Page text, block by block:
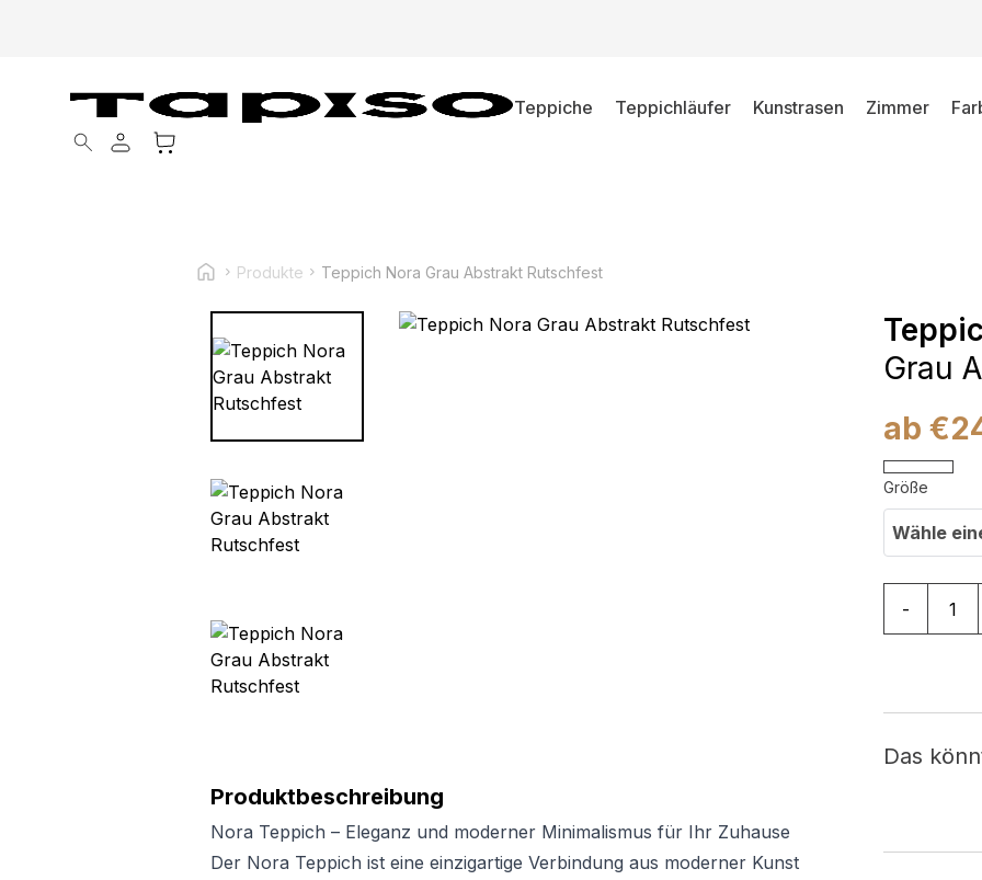
Teppiche Teppichläufer Kunstrasen Zimmer
Products search
Produkte Teppich Nora Grau Abstrakt Rutschfest
Produktbeschreibung
Nora Teppich – Eleganz und moderner Minimalismus für Ihr Zuhause
Der Nora Teppich ist eine einzigartige Verbindung aus moderner Kunst
Grau
ab €
Größe
Wähle
-
Das